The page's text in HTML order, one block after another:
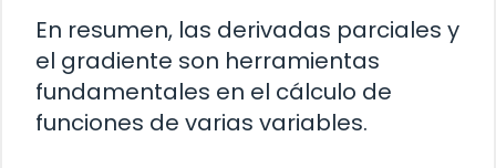
En resumen, las derivadas parciales y
el gradiente son herramientas
fundamentales en el cálculo de
funciones de varias variables.